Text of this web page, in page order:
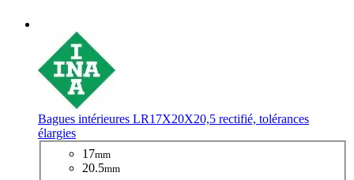
Bagues intérieures LR17X20X20,5 rectifié, tolérances
élargies
17mm
20.5mm